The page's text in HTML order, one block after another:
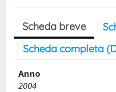
Scheda breve
Scheda completa
Anno
2004